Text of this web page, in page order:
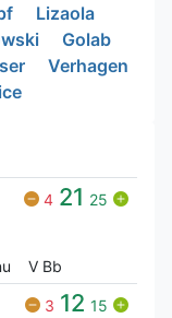
Lizaola
Golab
Verhagen
4 21 25
V Bㅤb
3 12 15